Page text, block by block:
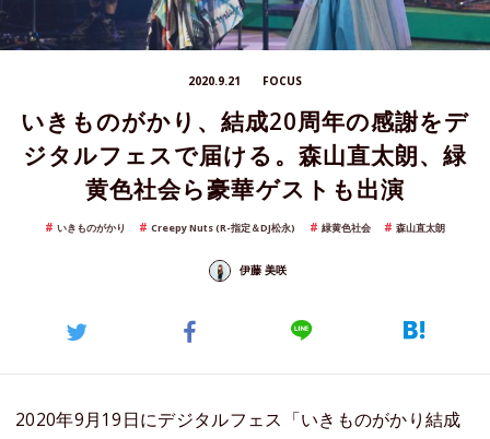
2020.9.21 FOCUS
いきものがかり、結成20周年の感謝をデ
ジタルフェスで届ける。森山直太朗、緑
黄色社会ら豪華ゲストも出演
いきものがかり Creepy Nuts (R-指定＆DJ松永) 緑黄色社会 森山直太朗
伊藤 美咲
2020年9月19日にデジタルフェス「いきものがかり結成